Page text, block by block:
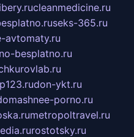
cleanmedicine.ru
seks-365.ru
avtomaty.ru
besplatno.ru
don-ykt.ru
porno.ru
metropoltravel.ru
rostotsky.ru